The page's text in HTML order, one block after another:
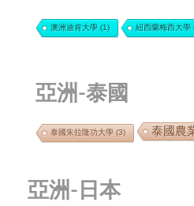
澳洲迪肯大學(1) 紐西蘭梅西大學
亞洲-泰國
泰國朱拉隆功大學 (3) 泰國農
亞洲-日本